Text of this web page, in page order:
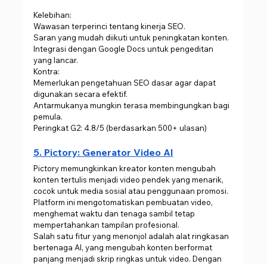
Kelebihan:
Wawasan terperinci tentang kinerja SEO.
Saran yang mudah diikuti untuk peningkatan konten.
Integrasi dengan Google Docs untuk pengeditan
yang lancar.
Kontra:
Memerlukan pengetahuan SEO dasar agar dapat
digunakan secara efektif.
Antarmukanya mungkin terasa membingungkan bagi
pemula.
Peringkat G2: 4.8/5 (berdasarkan 500+ ulasan)
5. Pictory: Generator Video AI
Pictory memungkinkan kreator konten mengubah
konten tertulis menjadi video pendek yang menarik,
cocok untuk media sosial atau penggunaan promosi.
Platform ini mengotomatiskan pembuatan video,
menghemat waktu dan tenaga sambil tetap
mempertahankan tampilan profesional.
Salah satu fitur yang menonjol adalah alat ringkasan
bertenaga AI, yang mengubah konten berformat
panjang menjadi skrip ringkas untuk video. Dengan